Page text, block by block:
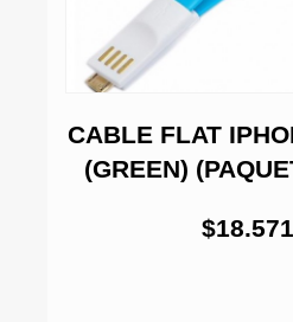
CABLE FLAT
(GREEN)